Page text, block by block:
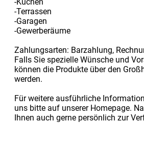
-Terrassen
-Garagen
-Gewerberäume
Zahlungsarten: Barzahlung,
Falls Sie spezielle Wünsche und
können die Produkte über den
werden.
Für weitere ausführliche
uns bitte auf unserer Homepage.
Ihnen auch gerne persönlich zur